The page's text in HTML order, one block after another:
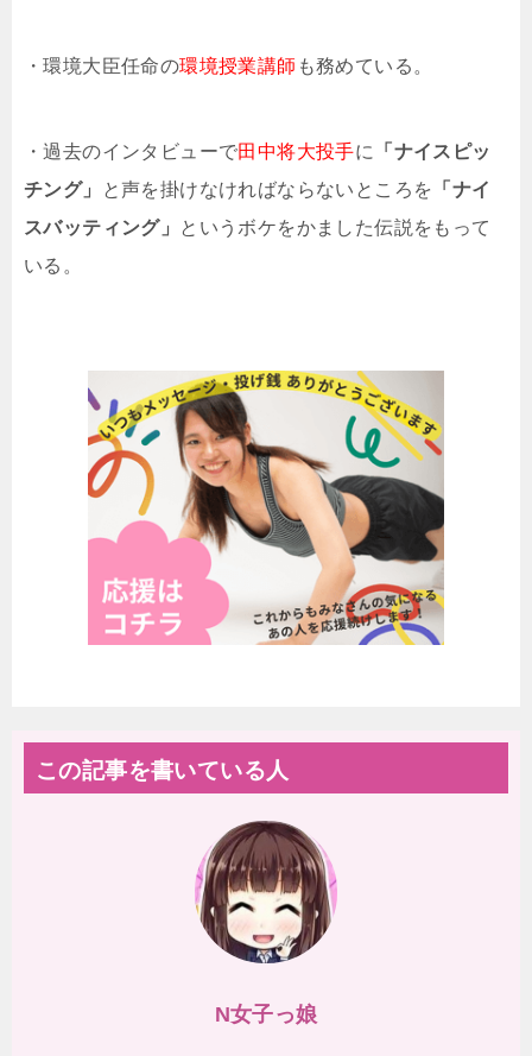
・環境大臣任命の環境授業講師 も務めている。
・過去のインタビューで田中将大投手に
「ナイスピッ
チング」
と声を掛けなければならないところを 「ナイ
スバッティング」
というボケをかました伝説をもって
いる。
この記事を書いている人
N女子っ娘